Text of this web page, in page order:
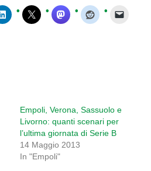
Empoli, Verona, Sassuolo e
Livorno: quanti scenari per
l’ultima giornata di Serie B
14 Maggio 2013
In "Empoli"